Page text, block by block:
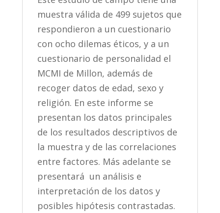
muestra válida de 499 sujetos que
respondieron a un cuestionario
con ocho dilemas éticos, y a un
cuestionario de personalidad el
MCMI de Millon, además de
recoger datos de edad, sexo y
religión. En este informe se
presentan los datos principales
de los resultados descriptivos de
la muestra y de las correlaciones
entre factores. Más adelante se
presentará un análisis e
interpretación de los datos y
posibles hipótesis contrastadas.